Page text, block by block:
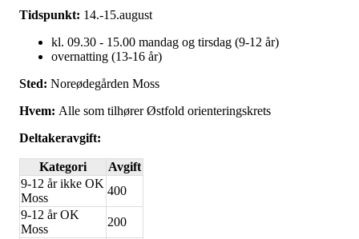
Tidspunkt: 14.-15.august
kl. 09.30 - 15.00 mandag og tirsdag (9-12 år)
overnatting (13-16 år)
Sted: Noreødegården Moss
Hvem: Alle som tilhører Østfold orienteringskrets
Deltakeravgift:
Kategori
Avgift
9-12 år ikke OK
Moss
400
9-12 år OK
Moss
200